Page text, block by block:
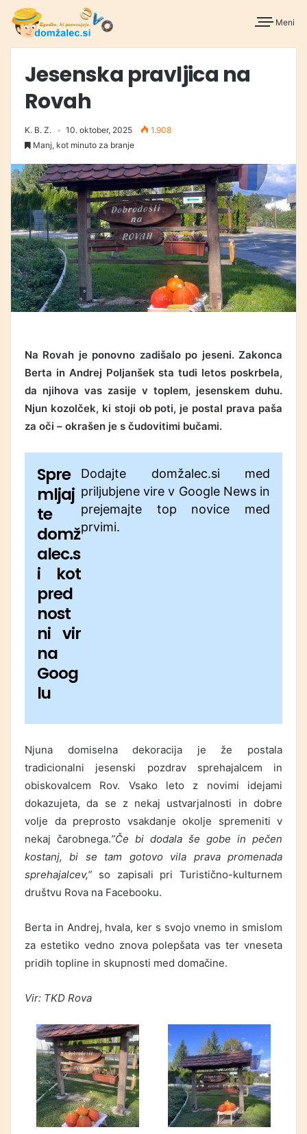
Meni
Jesenska pravljica na
Rovah
K. B. Z. 10. oktober, 2025
1.908
Manj, kot minuto za branje
Na Rovah je ponovno zadišalo po jeseni. Zakonca
Berta in Andrej Poljanšek sta tudi letos poskrbela,
da njihova vas zasije v toplem, jesenskem duhu.
Njun kozolček, ki stoji ob poti, je postal prava paša
za oči – okrašen je s čudovitimi bučami.
Spre
mljaj
te
domž
alec.s
i kot
pred
nost
ni vir
na
Goog
lu
Dodajte domžalec.si med
priljubjene vire v Google News in
prejemajte top novice med
prvimi.
Njuna domiselna dekoracija je že postala
tradicionalni jesenski pozdrav sprehajalcem in
obiskovalcem Rov. Vsako leto z novimi idejami
dokazujeta, da se z nekaj ustvarjalnosti in dobre
volje da preprosto vsakdanje okolje spremeniti v
nekaj čarobnega.”Če bi dodala še gobe in pečen
kostanj, bi se tam gotovo vila prava promenada
sprehajalcev,” so zapisali pri Turistično-kulturnem
društvu Rova na Facebooku.
Berta in Andrej, hvala, ker s svojo vnemo in smislom
za estetiko vedno znova polepšata vas ter vneseta
pridih topline in skupnosti med domačine.
Vir: TKD Rova